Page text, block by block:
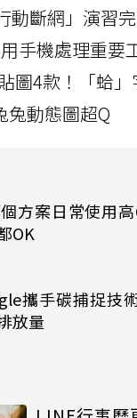
動斷網」演習
手機處理重要
圖4款！「蛤
兔動態圖超Q
方案日常使用
OK
攜手碳捕捉技
放量